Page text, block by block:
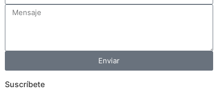
Enviar
Suscríbete